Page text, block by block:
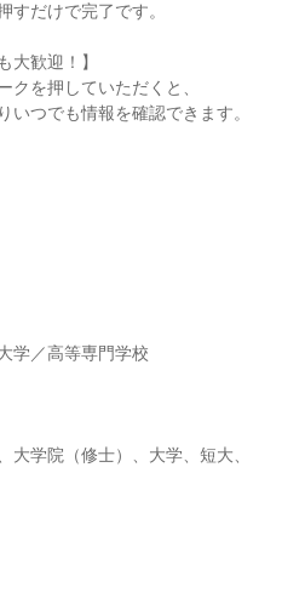
すだけで完了です。
大歓迎！】
クを押していただくと、
いつでも情報を確認できます。
学／高等専門学校
学院（修士）、大学、短大、